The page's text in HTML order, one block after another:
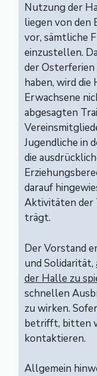
Nutzung der
liegen von den
vor, sämtliche
einzustellen.
der
haben, wird
Erwachsene
abgesagten
Jugendliche in
die
darauf
Aktivitäten der
trägt.
Der Vorstand
und Solidarität,
der Halle zu
schnellen
zu wirken.
betrifft, bitten
kontaktieren.
Allgemein